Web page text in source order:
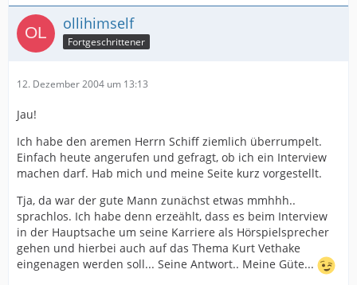
ollihimself
Fortgeschrittener
12. Dezember 2004 um 13:13
Jau!
Ich habe den aremen Herrn Schiff ziemlich überrumpelt.
Einfach heute angerufen und gefragt, ob ich ein Interview
machen darf. Hab mich und meine Seite kurz vorgestellt.
Tja, da war der gute Mann zunächst etwas mmhhh..
sprachlos. Ich habe denn erzeählt, dass es beim Interview
in der Hauptsache um seine Karriere als Hörspielsprecher
gehen und hierbei auch auf das Thema Kurt Vethake
eingenagen werden soll... Seine Antwort.. Meine Güte...